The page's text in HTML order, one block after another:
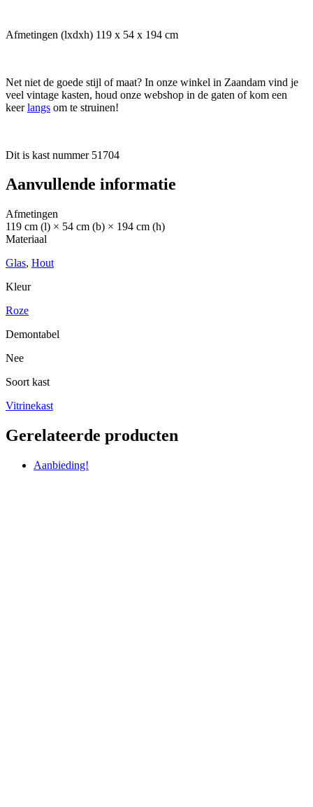
Afmetingen (lxdxh) 119 x 54 x 194 cm
Net niet de goede stijl of maat? In onze winkel in Zaandam vind je
veel vintage kasten, houd onze webshop in de gaten of kom een
keerlangs om te struinen!
Dit is kast nummer 51704
Aanvullende informatie
Afmetingen
119 cm (l) × 54 cm (b) × 194 cm (h)
Materiaal
Glas, Hout
Kleur
Roze
Demontabel
Nee
Soort kast
Vitrinekast
Gerelateerde producten
Aanbieding!